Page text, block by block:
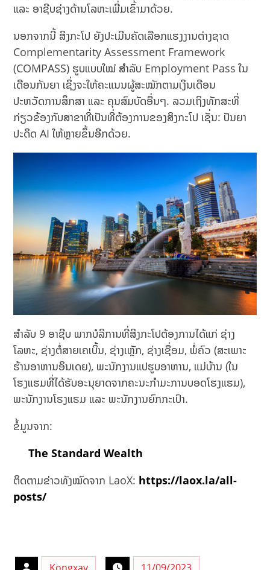
ແລະ ອາຊີບຊ່າງດ້ານໂລຫະເພີ່ມເຂົ້າມາດ້ວຍ.
ນອກຈາກນີ້ ສິງກະໂປ ຍັງປະເມີນຄັດເລືອກແຮງງານຕ່າງຊາດ
Complementarity Assessment Framework
(COMPASS) ຮູບແບບໃໝ່ ສຳລັບ Employment Pass ໃນ
ເດືອນກັນຍາ ເຊິ່ງຈະໃຫ້ຄະແນນຜູ້ສະໝັກຕາມເງິນເດືອນ
ປະຫວັດການສຶກສາ ແລະ ຄຸນສົມບັດອື່ນໆ. ລວມເຖິງທັກສະທີ່
ກ່ຽວຂ້ອງກັບສາຂາທີ່ເປັນທີ່ຕ້ອງການຂອງສິງກະໂປ ເຊັ່ນ: ປັນຍາ
ປະດິດ AI ໃຫ້ຫຼາຍຂຶ້ນອີກດ້ວຍ.
ສຳລັບ 9 ອາຊີບ ພາກບໍລິການທີ່ສິງກະໂປຕ້ອງການໄດ້ແກ່ ຊ່າງ
ໂລຫະ, ຊ່າງຕໍ່ສາຍເຄເບິ້ນ, ຊ່າງເຫຼັກ, ຊ່າງເຊື່ອມ, ພໍ່ຄົວ (ສະເພາະ
ຮ້ານອາຫານອິນເດຍ), ພະນັກງານແປຮູບອາຫານ, ແມ່ບ້ານ (ໃນ
ໂຮງແຮມທີ່ໄດ້ຮັບອະນຸຍາດຈາກຄະນະກໍາມະການບອດໂຮງແຮມ),
ພະນັກງານໂຮງແຮມ ແລະ ພະນັກງານຍົກກະເປົາ.
ຂໍ້ມູນຈາກ:
The Standard Wealth
ຕິດຕາມຂ່າວທັງໝົດຈາກ LaoX: https://laox.la/all-
posts/